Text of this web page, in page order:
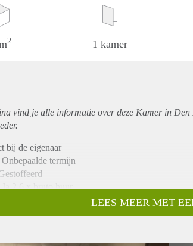
2 1 kamer
vind je alle informatie over deze Kamer in
bij de eigenaar
termijn
2,6 x bruto huur
LEES MEER MET